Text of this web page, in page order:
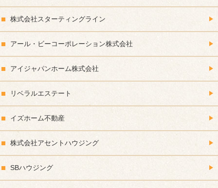
株式会社スターティングライン
アール・ビーコーポレーション株式会社
アイジャパンホーム株式会社
リベラルエステート
イズホーム不動産
株式会社アセントハウジング
SBハウジング